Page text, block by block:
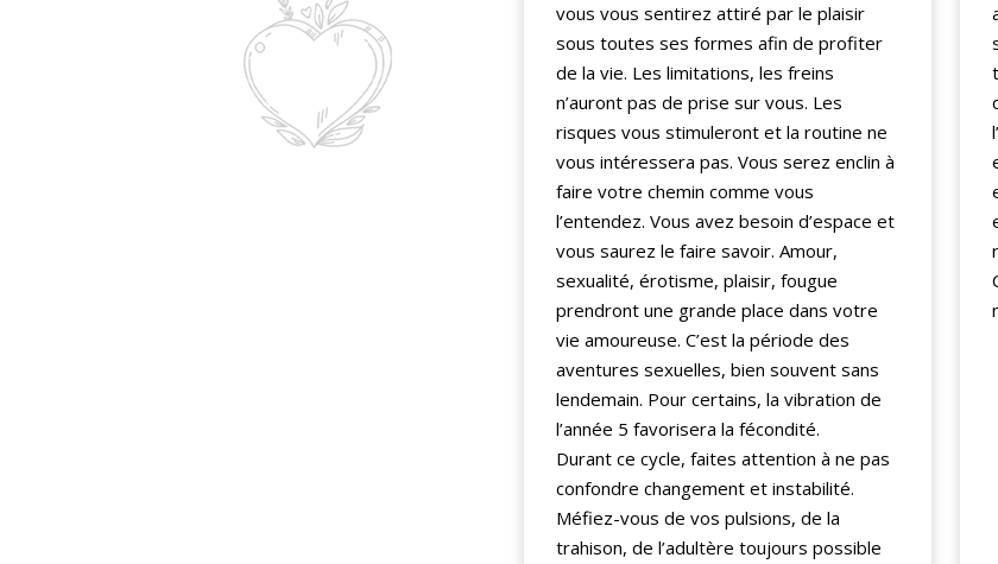
vous vous sentirez attiré par le plaisir
sous toutes ses formes afin de profiter
de la vie. Les limitations, les freins
n’auront pas de prise sur vous. Les
risques vous stimuleront et la routine ne
vous intéressera pas. Vous serez enclin à
faire votre chemin comme vous
l’entendez. Vous avez besoin d’espace et
vous saurez le faire savoir. Amour,
sexualité, érotisme, plaisir, fougue
prendront une grande place dans votre
vie amoureuse. C’est la période des
aventures sexuelles, bien souvent sans
lendemain. Pour certains, la vibration de
l’année 5 favorisera la fécondité.
Durant ce cycle, faites attention à ne pas
confondre changement et instabilité.
Méfiez-vous de vos pulsions, de la
trahison, de l’adultère toujours possible